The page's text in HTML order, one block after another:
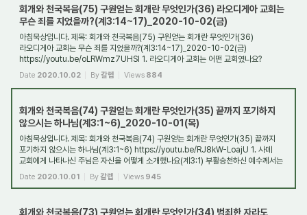
회개와 천국복음(75) 구원얻는 회개란 무엇인가(36) 라오디게아 교회는
무슨 죄를 지었을까?(계3:14~17)_2020-10-02(금)
아침묵상입니다. 제목: 회개와 천국복음(75) 구원얻는 회개란 무엇인가(36)
라오디게아 교회는 무슨 죄를 지었을까?(계3:14~17)_2020-10-02(금)
https://youtu.be/oLRWmz7UHSI 1. 라오디게아 교회는 어떤 교회였나요?
라디오디게아 교회는 A.D.95년경 소아시아...
Date 2020.10.02 By갈렙 Views 884
회개와 천국복음(74) 구원얻는 회개란 무엇인가(35) 끝까지 포기하지
않으시는 하나님(계3:1~6)_2020-10-01(목)
아침묵상입니다. 제목: 회개와 천국복음(74) 구원얻는 회개란 무엇인가(35) 끝까지
포기하지 않으시는 하나님(계3:1~6) https://youtu.be/RJ8kW-LoajU 1. 사데
교회에게 나타나신 주님은 자신을 어떻게 소개했나요(계3:1) 부활승천하신 예수께서는
사데교회에...
Date 2020.10.01 By갈렙 Views 945
회개와 천국복음(73) 구원얻는 회개란 무엇인가(34) 범죄한 자라도